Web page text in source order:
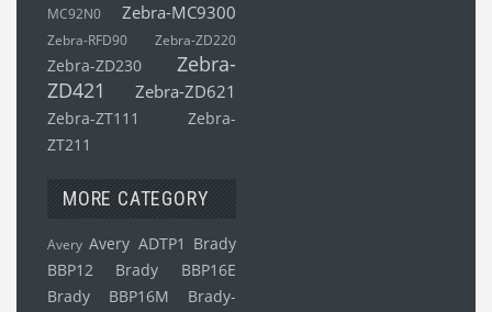
MC92N0
Zebra-MC9300
Zebra-RFD90 Zebra-ZD220
Zebra-ZD230
Zebra-
ZD421
Zebra-ZD621
Zebra-ZT111
Zebra-
ZT211
MORE CATEGORY
Avery Avery ADTP1
Brady
BBP12
Brady BBP16E
Brady BBP16M
Brady-